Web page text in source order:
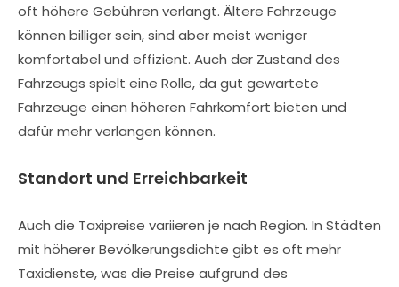
oft höhere Gebühren verlangt. Ältere Fahrzeuge
können billiger sein, sind aber meist weniger
komfortabel und effizient. Auch der Zustand des
Fahrzeugs spielt eine Rolle, da gut gewartete
Fahrzeuge einen höheren Fahrkomfort bieten und
dafür mehr verlangen können.
Standort und Erreichbarkeit
Auch die Taxipreise variieren je nach Region. In Städten
mit höherer Bevölkerungsdichte gibt es oft mehr
Taxidienste, was die Preise aufgrund des